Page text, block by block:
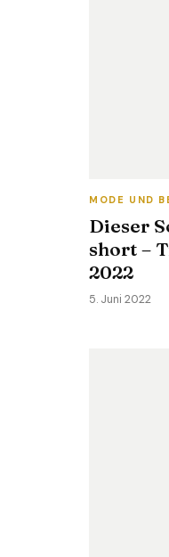
MODE UND
Dieser
short –
2022
5. Juni 2022